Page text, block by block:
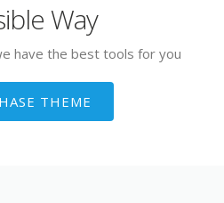
Way
have the best tools for you
THEME